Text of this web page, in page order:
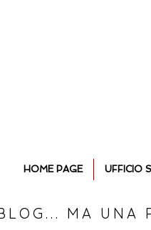
HOME PAGE UFFICIO
MA UNA